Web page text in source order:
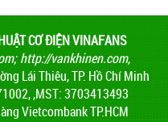
CƠ ĐIỆN VINAFANS
;http://vankhinen.com,
Lái Thiêu, TP. Hồ Chí Minh
,MST: 3703413493
Vietcombank TP.HCM